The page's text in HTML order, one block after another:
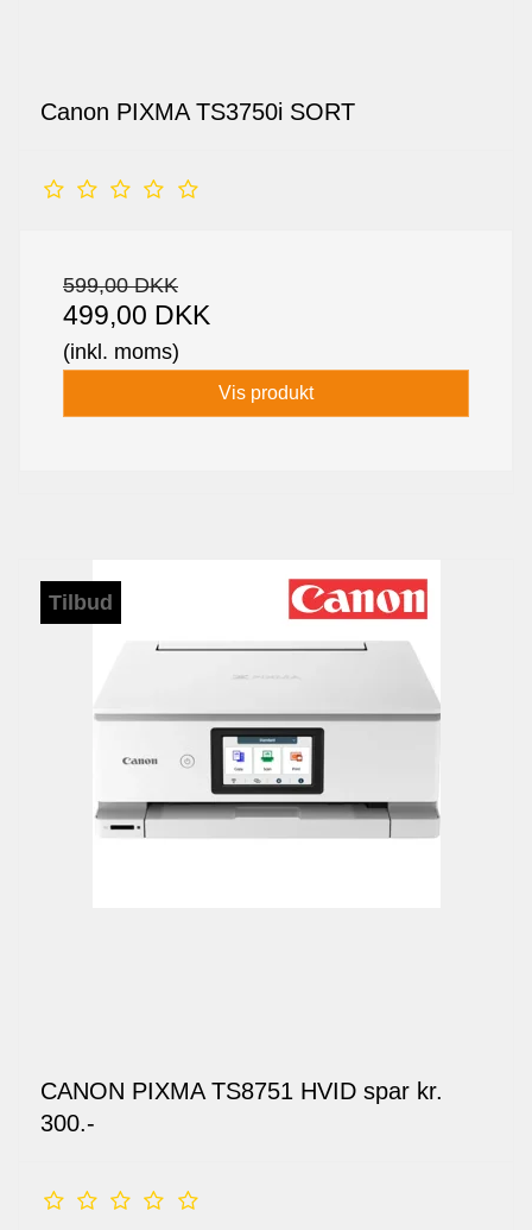
Canon PIXMA TS3750i SORT
599,00 DKK
499,00 DKK
(inkl. moms)
Vis produkt
Tilbud
CANON PIXMA TS8751 HVID spar kr.
300.-